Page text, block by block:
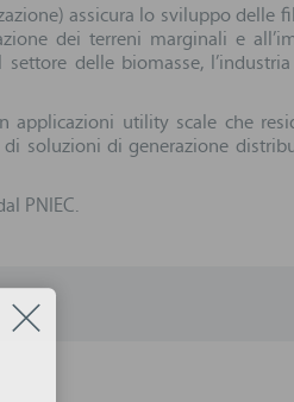
assicura lo sviluppo delle
dei terreni marginali e
delle biomasse,
utility scale che
soluzioni di generazione
PNIEC.